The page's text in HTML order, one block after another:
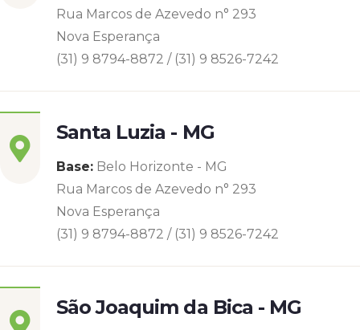
Rua Marcos de Azevedo n° 293
Nova Esperança
(31) 9 8794-8872 / (31) 9 8526-7242
Santa Luzia - MG
Base: Belo Horizonte - MG
Rua Marcos de Azevedo n° 293
Nova Esperança
(31) 9 8794-8872 / (31) 9 8526-7242
São Joaquim da Bica - MG